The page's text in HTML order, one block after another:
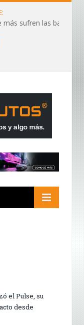
más sufren las baterías?
el Pulse, su
desde